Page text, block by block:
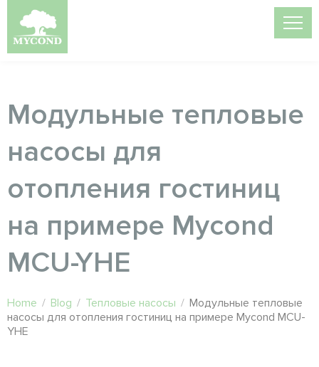
Модульные тепловые
насосы для
отопления гостиниц
на примере Mycond
MCU-YHE
Home / Blog / Тепловые насосы / Модульные тепловые
насосы для отопления гостиниц на примере Mycond MCU-
YHE